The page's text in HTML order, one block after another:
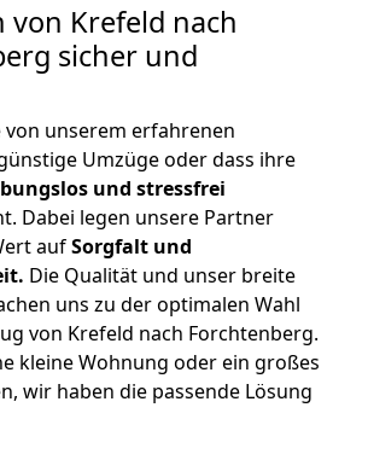
von Krefeld nach
sicher und
von unserem erfahrenen
Umzüge oder dass ihre
und stressfrei
Dabei legen unsere Partner
aufSorgfalt und
Die Qualität und unser breite
uns zu der optimalen Wahl
von Krefeld nach Forchtenberg.
kleine Wohnung oder ein großes
wir haben die passende Lösung